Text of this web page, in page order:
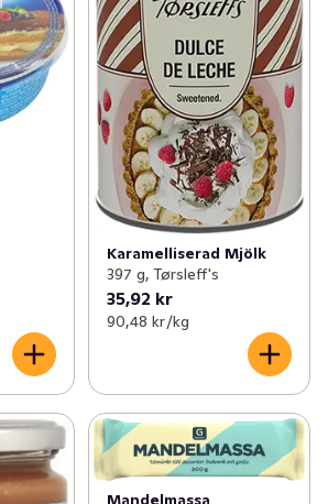
Karamelliserad Mjölk
397 g, Tørsleff's
35,92 kr
90,48 kr /kg
Mandelmassa